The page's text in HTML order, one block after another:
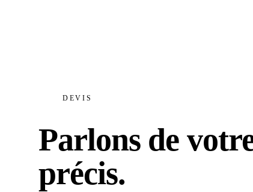
DEVIS
Parlons de
précis.